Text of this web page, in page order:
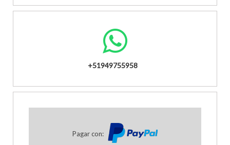
+51949755958
Pagar con: